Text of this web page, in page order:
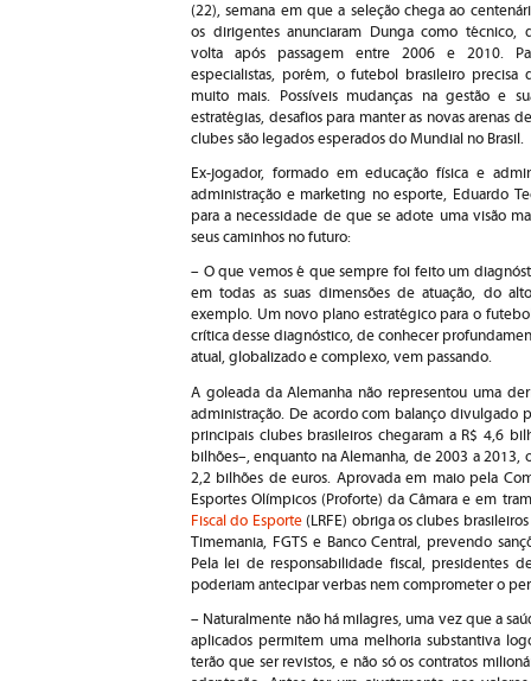
(22), semana em que a seleção chega ao
os dirigentes anunciaram Dunga como técnico,
volta após passagem entre 2006 e 2010.
especialistas, porém, o futebol brasileiro precisa
muito mais. Possíveis mudanças na gestão e
estratégias, desafios para manter as novas arenas
clubes são legados esperados do Mundial no Brasil.
Ex-jogador, formado em educação física e
administração e marketing no esporte, Eduardo
para a necessidade de que se adote uma visão
seus caminhos no futuro:
– O que vemos é que sempre foi feito um
em todas as suas dimensões de atuação, do
exemplo. Um novo plano estratégico para o
crítica desse diagnóstico, de conhecer
atual, globalizado e complexo, vem passando.
A goleada da Alemanha não representou uma
administração. De acordo com balanço divulgado
principais clubes brasileiros chegaram a R$ 4,6
bilhões–, enquanto na Alemanha, de 2003 a 2013,
2,2 bilhões de euros. Aprovada em maio pela
Esportes Olímpicos (Proforte) da Câmara e em
Fiscal do Esporte(LRFE) obriga os clubes
Timemania, FGTS e Banco Central, prevendo
Pela lei de responsabilidade fiscal, presidentes
poderiam antecipar verbas nem comprometer o
– Naturalmente não há milagres, uma vez que a
aplicados permitem uma melhoria substantiva
terão que ser revistos, e não só os contratos